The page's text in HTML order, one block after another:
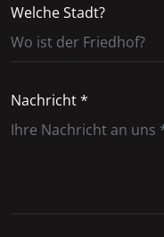
Welche Stadt?
Nachricht *